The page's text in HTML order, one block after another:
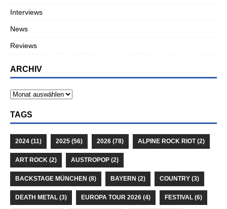
Interviews
News
Reviews
ARCHIV
TAGS
2024 (11) 2025 (56) 2026 (78) ALPINE ROCK RIOT(2)
ART ROCK (2) AUSTROPOP (2)
BACKSTAGE MÜNCHEN (8) BAYERN (2) COUNTRY (3)
DEATH METAL (3) EUROPA TOUR 2026 (4) FESTIVAL (6)